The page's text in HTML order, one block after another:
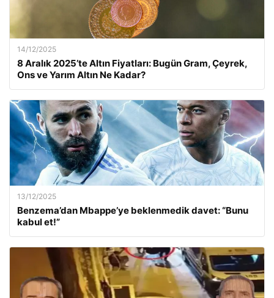
14/12/2025
8 Aralık 2025’te Altın Fiyatları: Bugün Gram, Çeyrek,
Ons ve Yarım Altın Ne Kadar?
13/12/2025
Benzema’dan Mbappe’ye beklenmedik davet: “Bunu
kabul et!”